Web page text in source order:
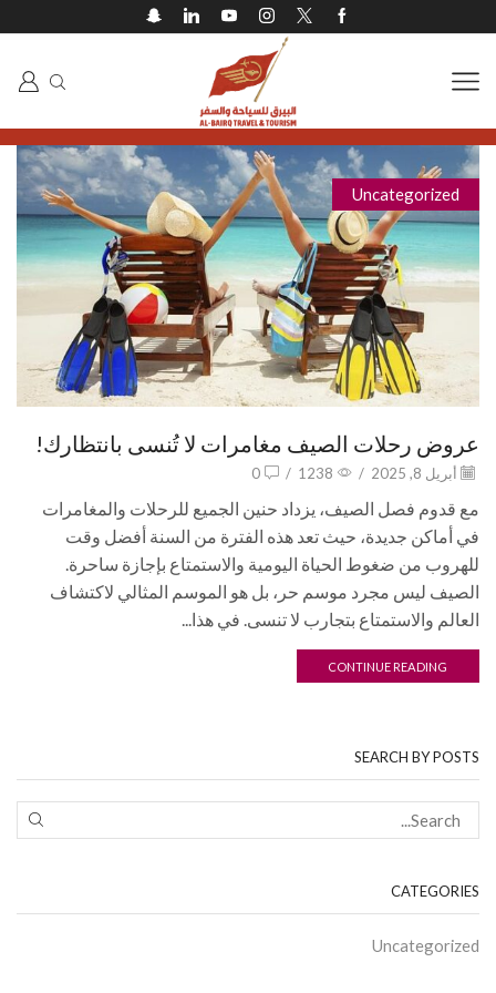
Uncategorized
عروض رحلات الصيف مغامرات لا تُنسى بانتظارك!
أبريل 8, 2025 /
1238
/
0
مع قدوم فصل الصيف، يزداد حنين الجميع للرحلات والمغامرات
في أماكن جديدة، حيث تعد هذه الفترة من السنة أفضل وقت
للهروب من ضغوط الحياة اليومية والاستمتاع بإجازة ساحرة.
الصيف ليس مجرد موسم حر، بل هو الموسم المثالي لاكتشاف
العالم والاستمتاع بتجارب لا تنسى. في هذا...
CONTINUE READING
SEARCH BY POSTS
CATEGORIES
Uncategorized